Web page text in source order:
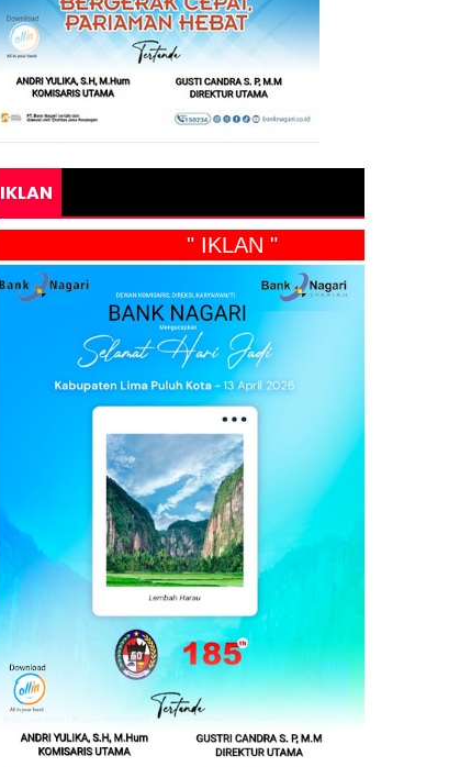
IKLAN
" IKLAN "